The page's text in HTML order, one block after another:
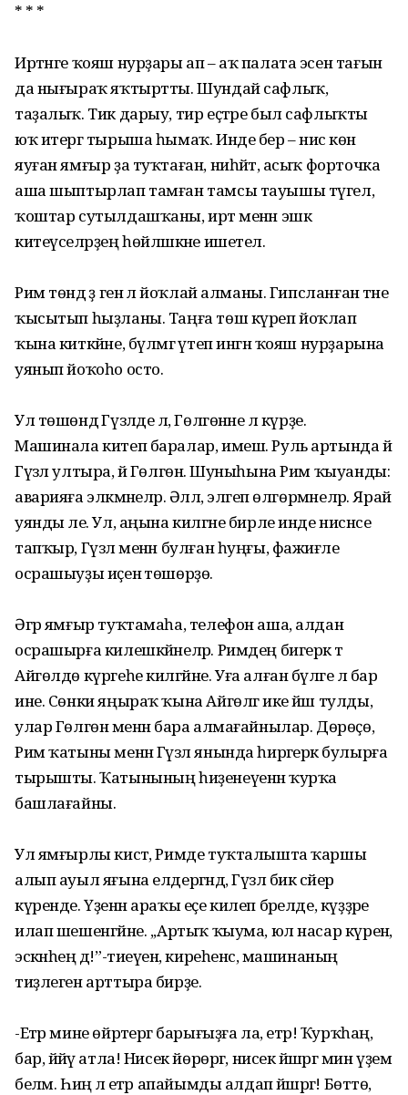
* * *
Иртәнге ҡояш нурҙары ап – аҡ палата эсен тағын
да нығыраҡ яҡтыртты. Шундай сафлыҡ,
таҙалыҡ. Тик дарыу, тир еҫтәре был сафлыҡты
юҡ итергә тырыша һымаҡ. Инде бер – нисә көн
яуған ямғыр ҙа туҡтаған, ниһәйәт, асыҡ форточка
аша шыптырлап тамған тамсы тауышы түгел, ә
ҡоштар сутылдашҡаны, иртә менән эшкә
китеүселәрҙең һөйләшкәне ишетелә.
Рим төндә әҙ генә лә йоҡлай алманы. Гипсланған тәне
ҡысытып һыҙланы. Таңға төш күреп йоҡлап
ҡына киткәйне, бүлмәгә үтеп ингән ҡояш нурҙарына
уянып йоҡоһо осто.
Ул төшөндә Гүзәлде лә, Гөлгөнәне лә күрҙе.
Машинала китеп баралар, имеш. Руль артында йә
Гүзәл ултыра, йә Гөлгөнә. Шуныһына Рим ҡыуанды:
аварияға эләкмәнеләр. Әллә, эләгеп өлгөрмәнеләр. Ярай
уянды әле. Ул, аңына килгәне бирле инде нисәнсе
тапҡыр, Гүзәл менән булған һуңғы, фажиғәле
осрашыуҙы иҫенә төшөрҙө.
Әгәр ямғыр туҡтамаһа, телефон аша, алдан
осрашырға килешкәйнеләр. Римдең бигерәк тә
Айгөлдө күргеһе килгәйне. Уға алған бүләге лә бар
ине. Сөнки яңыраҡ ҡына Айгөлгә ике йәш тулды, ә
улар Гөлгөнә менән бара алмағайнылар. Дөрөҫө,
Рим ҡатыны менән Гүзәл янында һирәгерәк булырға
тырышты. Ҡатынының һиҙенеүенән ҡурҡа
башлағайны.
Ул ямғырлы кистә, Римде туҡталышта ҡаршы
алып ауыл яғына елдергәндә, Гүзәл бик сәйер
күренде. Үҙенән араҡы еҫе килеп бәрелде, күҙҙәре
илап шешенгәйне. ,,Артыҡ ҡыума, юл насар күренә,
эскәнһең дә!”-тиеүенә, киреһенсә, машинаның
тиҙлеген арттыра бирҙе.
-Етәр мине өйрәтергә барығыҙға ла, етәр! Ҡурҡһаң,
бар, йәйәү атла! Нисек йөрөргә, нисек йәшәргә мин үҙем
беләм. Һиңә лә етәр апайымды алдап йәшәргә! Бөттө,